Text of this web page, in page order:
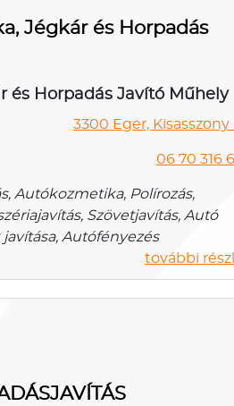
Jégkár és Horpadás
és Horpadás Javító Műhely
3300 Eger, Kisasszony
06 70 316
Autókozmetika, Polírozás,
Szövetjavítás, Autó
Autófényezés
további